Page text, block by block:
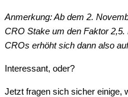
Anmerkung: Ab dem 2.
CRO Stake um den Faktor
CROs erhöht sich dann also
Interessant, oder?
Jetzt fragen sich sicher einige,